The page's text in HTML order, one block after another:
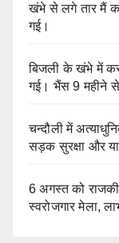
खंभे से लगे तार मैं
गई।
बिजली के खंभे में
गई। भैंस 9 महीने से
चन्दौली में
सड़क सुरक्षा और
6 अगस्त को
स्वरोजगार मेला,